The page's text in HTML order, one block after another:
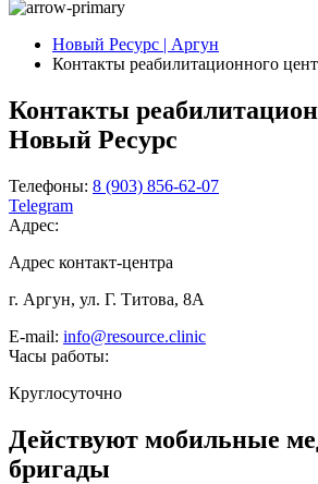
Новый Ресурс | Аргун
Контакты реабилитационного
Контакты
Новый Ресурс
Телефоны: 8 (903) 856-62-07
Telegram
Адрес:
Адрес контакт-центра
г. Аргун, ул. Г. Титова, 8А
E-mail: info@resource.clinic
Часы работы:
Круглосуточно
Действуют мобильные
бригады